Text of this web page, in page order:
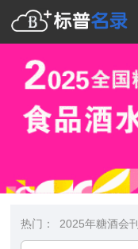
热门： 2025年糖酒会刊